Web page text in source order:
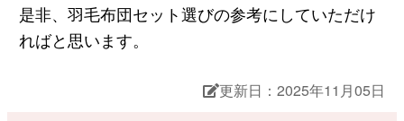
是非、羽毛布団セット選びの参考にしていただけ
ればと思います。
更新日：2025年11月05日